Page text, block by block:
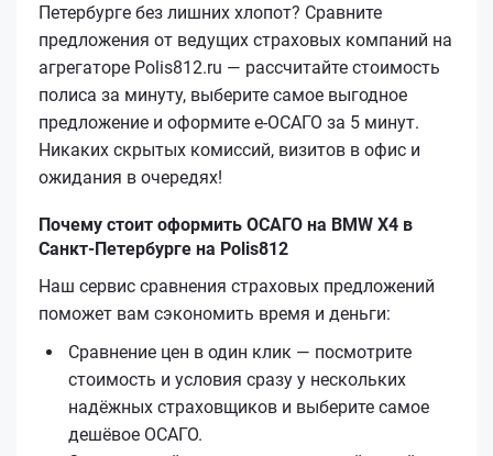
Петербурге без лишних хлопот? Сравните
предложения от ведущих страховых компаний на
агрегаторе Polis812.ru — рассчитайте стоимость
полиса за минуту, выберите самое выгодное
предложение и оформите е‑ОСАГО за 5 минут.
Никаких скрытых комиссий, визитов в офис и
ожидания в очередях!
Почему стоит оформить ОСАГО на BMW X4 в
Санкт-Петербурге на Polis812
Наш сервис сравнения страховых предложений
поможет вам сэкономить время и деньги:
Сравнение цен в один клик — посмотрите
стоимость и условия сразу у нескольких
надёжных страховщиков и выберите самое
дешёвое ОСАГО.